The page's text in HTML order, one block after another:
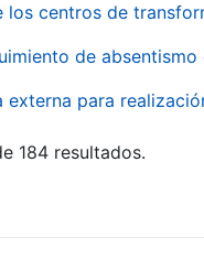
los centros de
de
externa para
184 resultados.